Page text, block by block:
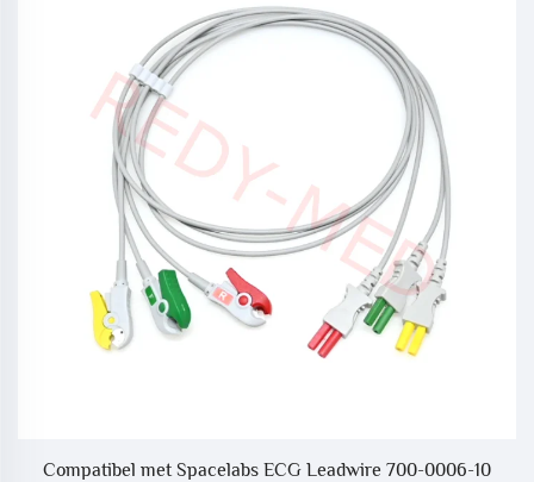
Compatibel met Spacelabs ECG Leadwire 700-0006-10